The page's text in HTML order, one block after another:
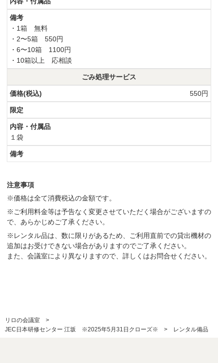
・1箱 無料
・2〜5箱 550円
・6〜10箱 1100円
・10箱以上 応相談
ごみ処理サービス
550円
１袋
注意事項
※価格は全て消費税込の金額です。
※ご利用料金等は予告なく変更させていただく場合がございますの
で、あらかじめご了承ください。
※レンタル品は、数に限りがあるため、ご利用直前での貸出機材の
追加はお受けできない場合がありますのでご了承ください。
また、会議室により異なりますので、詳しくはお問合せください。
リロの会議室
JEC日本研修センター 江坂 ※2025年5月31日クローズ※
レンタル備品